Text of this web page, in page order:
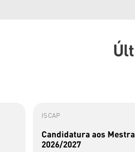
ISCAP
Candidatura aos
2026/2027